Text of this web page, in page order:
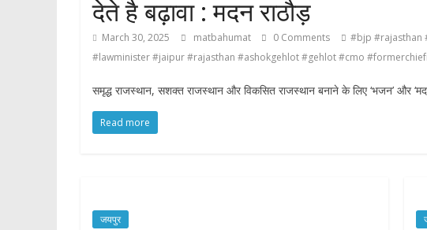
देते है बढ़ावा : मदन राठौड़
March 30, 2025 matbahumat 0 Comments #bjp #rajasthan
#lawminister #jaipur #rajasthan #ashokgehlot #gehlot #cmo
समृद्ध राजस्थान, सशक्त राजस्थान और विकसित राजस्थान बनाने के लिए ‘भजन’ और
Read more
जयपुर